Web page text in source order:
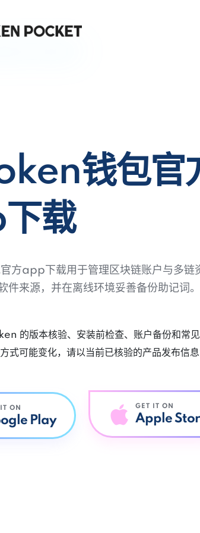
钱包官
载
方app下载用于管理区块链账户与多链
件来源，并在离线环境妥善备份助记词。
的版本核验、安装前检查、账户备份和常
式可能变化，请以当前已核验的产品发布信息
ON
Play
GET IT ON
Apple